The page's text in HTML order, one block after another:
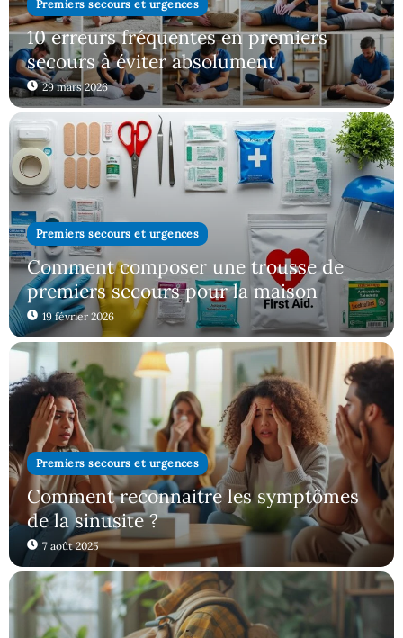
Premiers secours et urgences
10 erreurs fréquentes en premiers
secours à éviter absolument
29 mars 2026
Premiers secours et urgences
Comment composer une trousse de
premiers secours pour la maison
19 février 2026
Premiers secours et urgences
Comment reconnaitre les symptômes
de la sinusite ?
7 août 2025